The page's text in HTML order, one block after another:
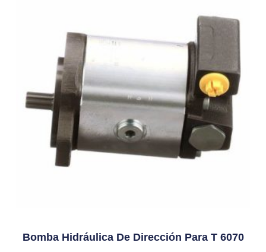
Bomba Hidráulica De Dirección Para T 6070